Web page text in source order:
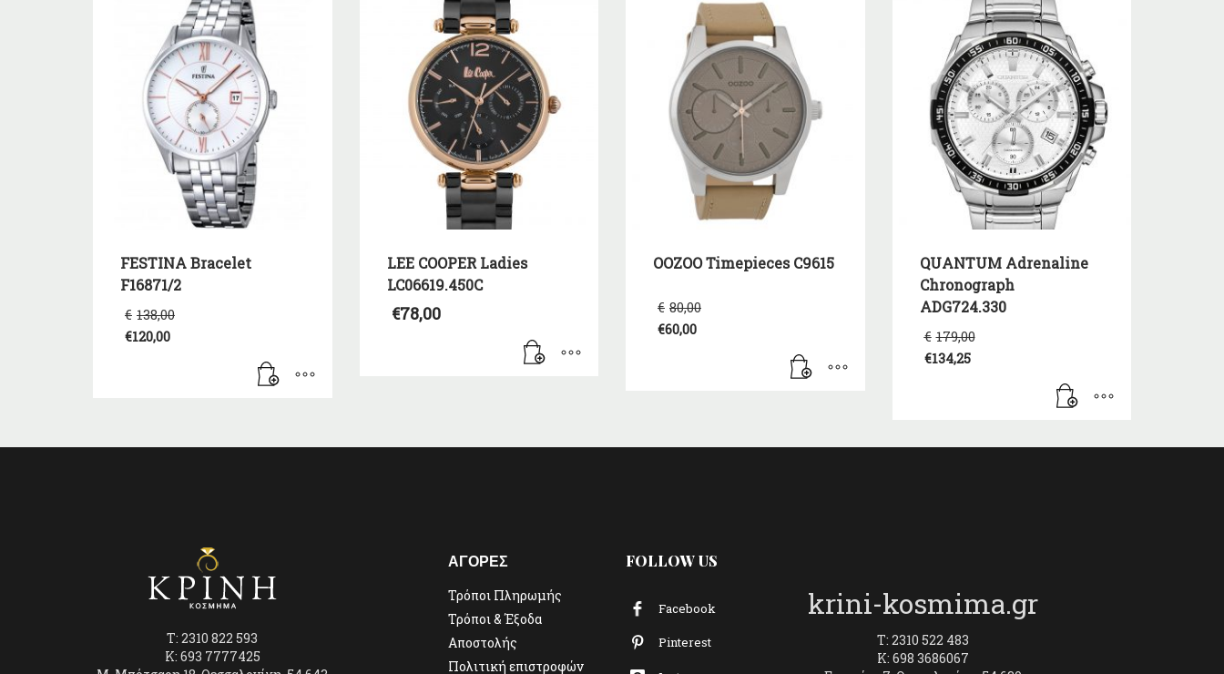
FESTINA Bracelet
F16871/2
€ 138,00
€120,00
LEE COOPER Ladies
LC06619.450C
€78,00
OOZOO Timepieces C9615
€ 80,00
€60,00
QUANTUM Adrenaline
Chronograph
ADG724.330
€ 179,00
€134,25
T: 2310 822 593
K: 693 7777425
ΑΓΟΡΕΣ
Τρόποι Πληρωμής
Τρόποι & Έξοδα
Αποστολής
Πολιτική επιστροφών
FOLLOW US
Facebook
Pinterest
krini-kosmima.gr
T: 2310 522 483
K: 698 3686067